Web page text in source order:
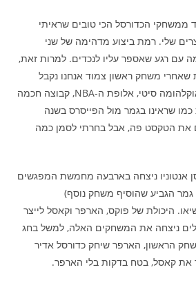
הכדורסל הכי טובים שראיתי
שלי. רמת ביצוע מדהימה של שני
עם רגע שאספר עליו לנכדים. למרות זאת,
משחק ראשון צמוד אנחנו נקבל
בלואו-אאוט לצד השני. אוקלהומה סיטי, אלופת ה-NBA, קבוצה חכמה
שראינו בגמר מול הפייסרס בשנה
את הטקסט פה, אבל בחרתי לסמן כמה
אנטוניו ניצחה בארבעה מחמשת המפגשים
גמר הגביע שהוסיף משחק נוסף)
היכולת של פוקס, הארפר וקאסל לייצר
ניצחה את המשחקים האלה, למשל בחג
הראשון, הארפר שיחק כדורסל אדיר
את קאסל, בטח בדקות בלי הארפר.